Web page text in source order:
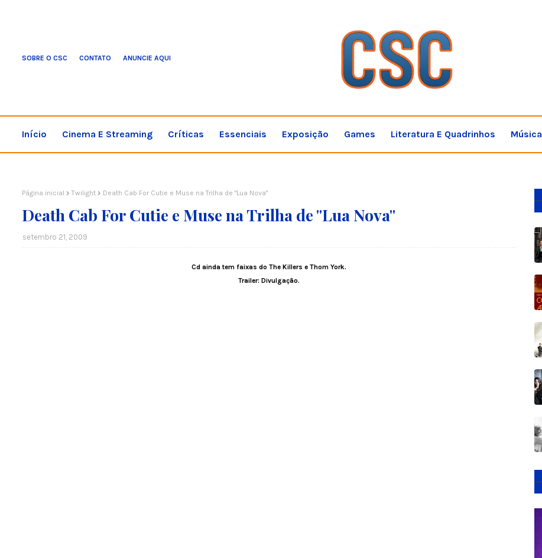
SOBRE O CSC CONTATO ANUNCIE AQUI
Início Cinema E Streaming Críticas Essenciais Exposição Games Literatura E Quadrinhos Música
Página inicial Twilight Death Cab For Cutie e Muse na Trilha de "Lua Nova"
Death Cab For Cutie e Muse na Trilha de "Lua Nova"
setembro 21, 2009
Cd ainda tem faixas do The Killers e Thom York.
Trailer: Divulgação.